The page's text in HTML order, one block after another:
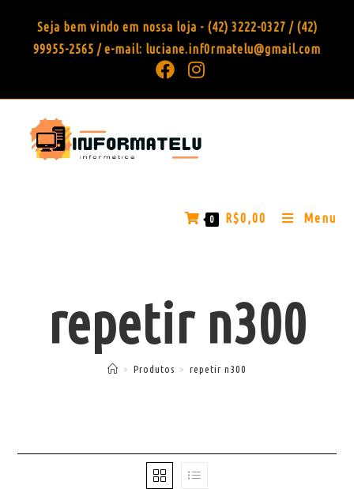
Seja bem vindo em nossa loja - (42) 3222-0327 / (42)
99955-2565 / e-mail: luciane.inf0rmatelu@gmail.com
0 R$0,00 Menu
repetir n300
> Produtos > repetir n300